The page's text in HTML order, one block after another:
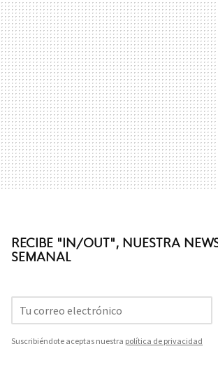
RECIBE "IN/OUT", NUESTRA
SEMANAL
Suscribiéndote aceptas nuestra política de privacidad